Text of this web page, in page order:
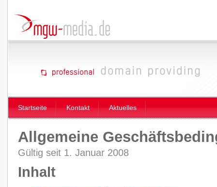
Startseite Kontakt Aktuelles
Allgemeine
Gültig seit 1. Januar 2008
Inhalt